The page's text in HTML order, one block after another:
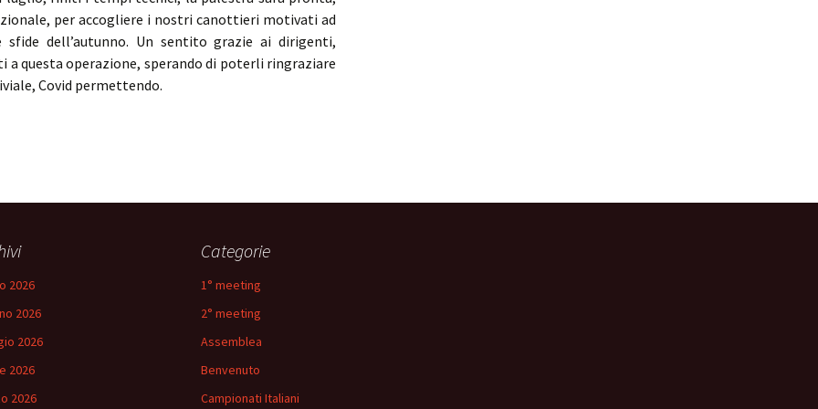
per accogliere i nostri canottieri motivati ad
dell’autunno. Un sentito grazie ai dirigenti,
a questa operazione, sperando di poterli ringraziare
Covid permettendo.
2026
2026
2026
2026
2026
Categorie
1° meeting
2° meeting
Assemblea
Benvenuto
Campionati Italiani